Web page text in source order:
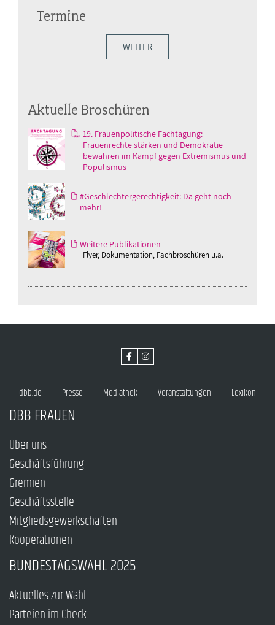
Termine
WEITER
Aktuelle Broschüren
19. Frauenpolitische Fachtagung:
Frauenrechte stärken und Demokratie
bewahren im Kampf gegen Extremismus und
Populismus
#Geschlechtergerechtigkeit: Da geht noch
mehr!
Weitere Publikationen
Flyer, Dokumentation, Fachbroschüren u.a.
dbb.de Presse Mediathek Veranstaltungen Lexikon
DBB FRAUEN
Über uns
Geschäftsführung
Gremien
Geschäftsstelle
Mitgliedsgewerkschaften
Kooperationen
BUNDESTAGSWAHL 2025
Aktuelles zur Wahl
Parteien im Check